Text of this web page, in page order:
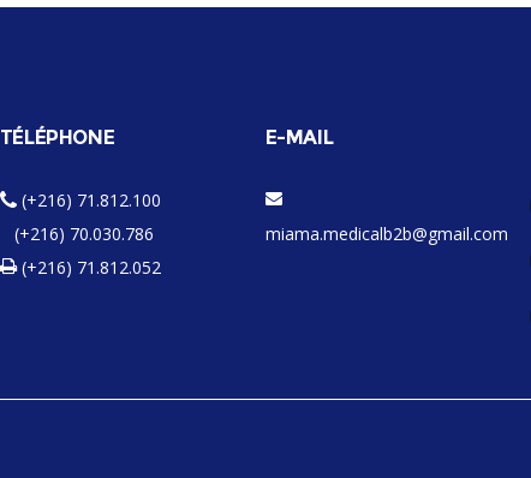
TÉLÉPHONE
(+216) 71.812.100
(+216) 70.030.786
(+216) 71.812.052
E-MAIL
miama.medicalb2b@gmail.com